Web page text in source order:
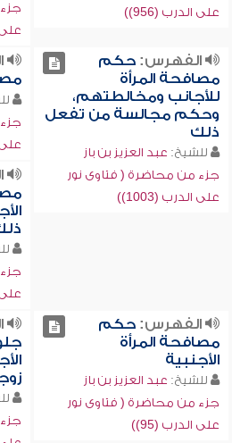
على الدرب (956))
على
الفهرس:حكم
مصافحة المرأة
للأجانب ومخالطتهم،
وحكم مجالسة من تفعل
ذلك
للشيخ: عبد العزيز بن باز
جزء من محاضرة ( فتاوى نور
على الدرب (1003))
على
على
الفهرس:حكم
مصافحة المرأة
الأجنبية
للشيخ: عبد العزيز بن باز
جزء من محاضرة ( فتاوى نور
على الدرب (95))